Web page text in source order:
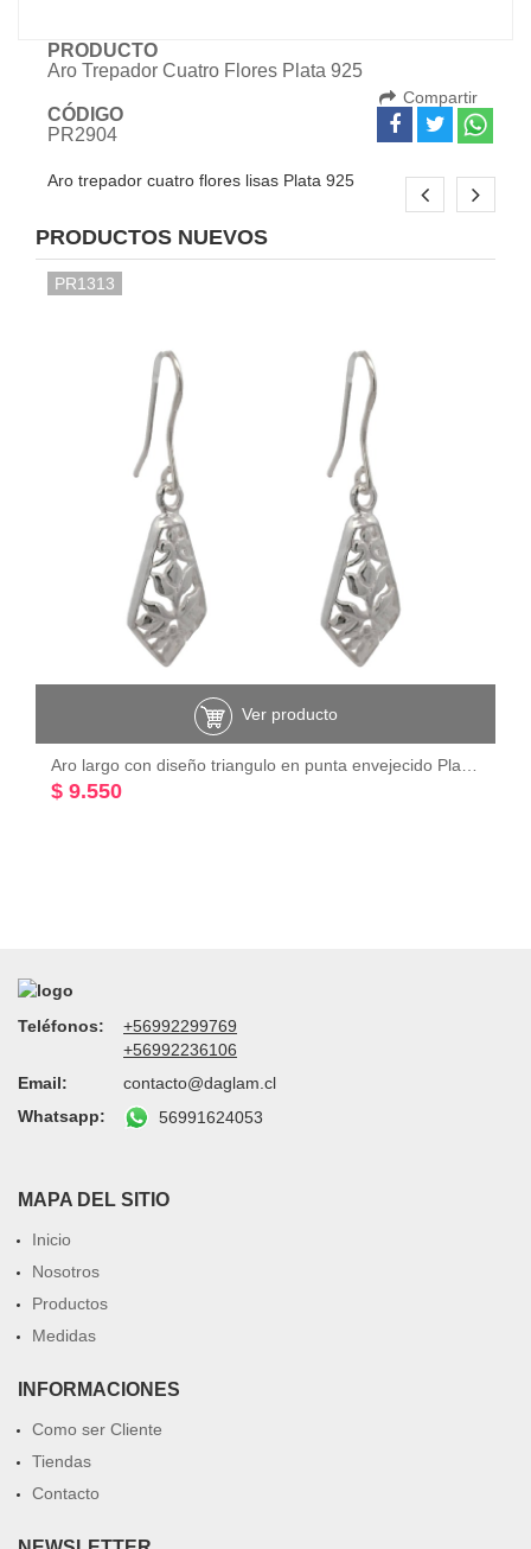
PRODUCTO
Aro Trepador Cuatro Flores Plata 925
CÓDIGO
PR2904
Compartir
Aro trepador cuatro flores lisas Plata 925
PRODUCTOS NUEVOS
Ver producto
PR1313
$ 9.550
Teléfonos:
+56992299769
+56992236106
Email:
contacto@daglam.cl
Whatsapp:
56991624053
MAPA DEL SITIO
Inicio
Nosotros
Productos
Medidas
INFORMACIONES
Como ser Cliente
Tiendas
Contacto